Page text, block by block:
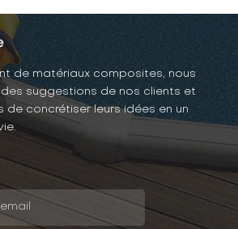
de matériaux composites, nous
suggestions de nos clients et
de concrétiser leurs idées en un